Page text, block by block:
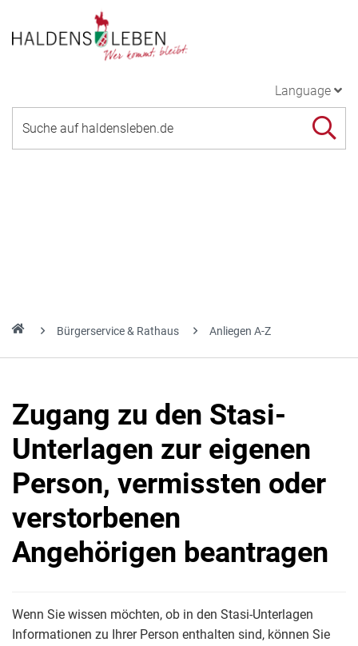
Language
Bürgerservice & Rathaus Anliegen A-Z
Zugang zu den Stasi-
Unterlagen zur eigenen
Person, vermissten oder
verstorbenen
Angehörigen beantragen
Wenn Sie wissen möchten, ob in den Stasi-Unterlagen
Informationen zu Ihrer Person enthalten sind, können Sie